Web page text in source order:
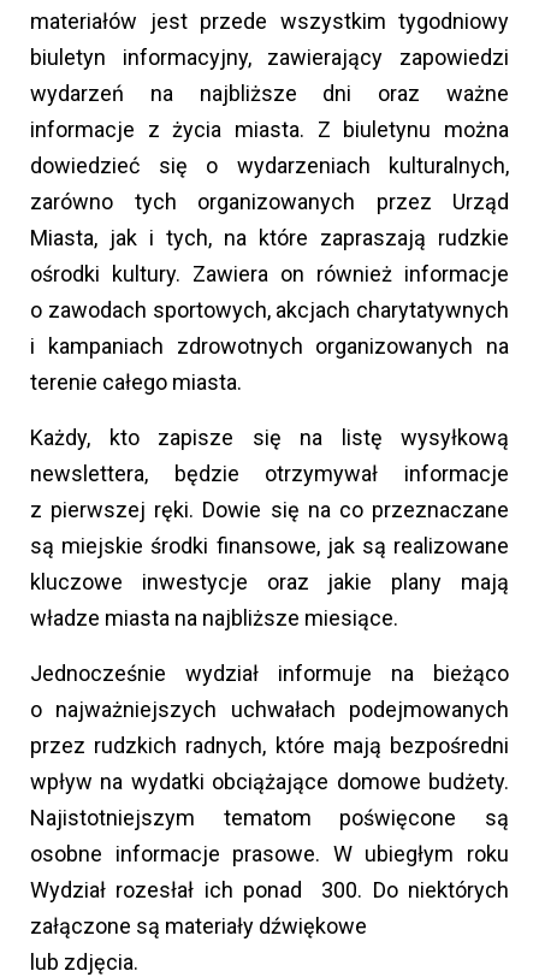
materiałów jest przede wszystkim tygodniowy
biuletyn informacyjny, zawierający zapowiedzi
wydarzeń na najbliższe dni oraz ważne
informacje z życia miasta. Z biuletynu można
dowiedzieć się o wydarzeniach kulturalnych,
zarówno tych organizowanych przez Urząd
Miasta, jak i tych, na które zapraszają rudzkie
ośrodki kultury. Zawiera on również informacje
o zawodach sportowych, akcjach charytatywnych
i kampaniach zdrowotnych organizowanych na
terenie całego miasta.
Każdy, kto zapisze się na listę wysyłkową
newslettera, będzie otrzymywał informacje
z pierwszej ręki. Dowie się na co przeznaczane
są miejskie środki finansowe, jak są realizowane
kluczowe inwestycje oraz jakie plany mają
władze miasta na najbliższe miesiące.
Jednocześnie wydział informuje na bieżąco
o najważniejszych uchwałach podejmowanych
przez rudzkich radnych, które mają bezpośredni
wpływ na wydatki obciążające domowe budżety.
Najistotniejszym tematom poświęcone są
osobne informacje prasowe. W ubiegłym roku
Wydział rozesłał ich ponad 300. Do niektórych
załączone są materiały dźwiękowe
lub zdjęcia.